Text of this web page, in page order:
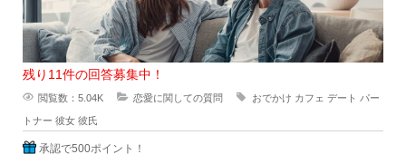
残り11件の回答募集中！
閲覧数：5.04K 恋愛に関しての質問 おでかけ カフェ デート パー
トナー 彼女 彼氏
承認で500ポイント！